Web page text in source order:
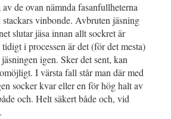
de ovan nämnda fasanfullheterna
stackars vinbonde. Avbruten jäsning
slutar jäsa innan allt sockret är
i processen är det (för det mesta)
igen. Sker det sent, kan
I värsta fall står man där med
socker kvar eller en för hög halt av
och. Helt säkert både och, vid